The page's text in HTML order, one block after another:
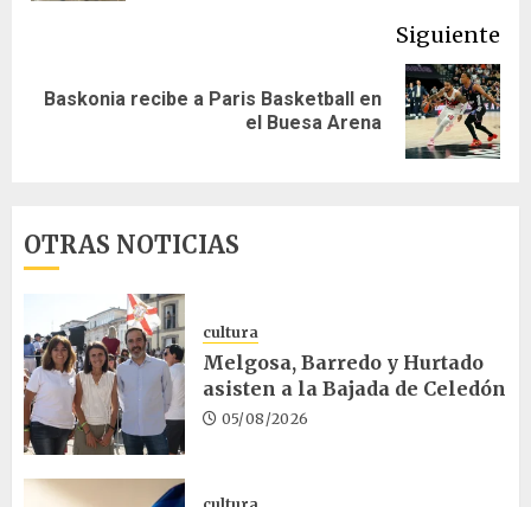
Siguiente
Siguiente
Baskonia recibe a Paris Basketball en
el Buesa Arena
OTRAS NOTICIAS
cultura
Melgosa, Barredo y Hurtado
asisten a la Bajada de Celedón
05/08/2026